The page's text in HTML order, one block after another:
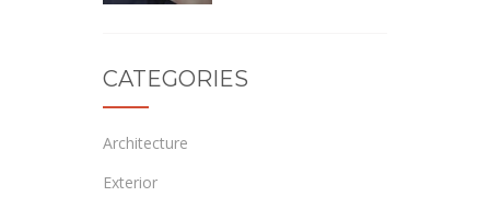
CATEGORIES
Architecture
Exterior